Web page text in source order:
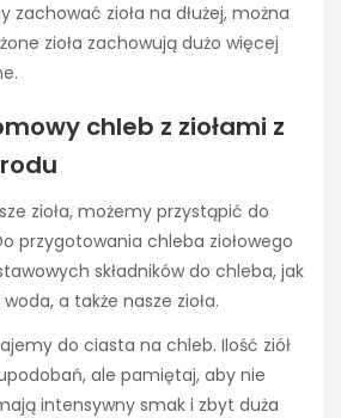
zachować zioła na dłużej, można
zioła zachowują dużo więcej
chleb z ziołami z
zioła, możemy przystąpić do
przygotowania chleba ziołowego
składników do chleba, jak
a także nasze zioła.
do ciasta na chleb. Ilość ziół
ale pamiętaj, aby nie
intensywny smak i zbyt duża